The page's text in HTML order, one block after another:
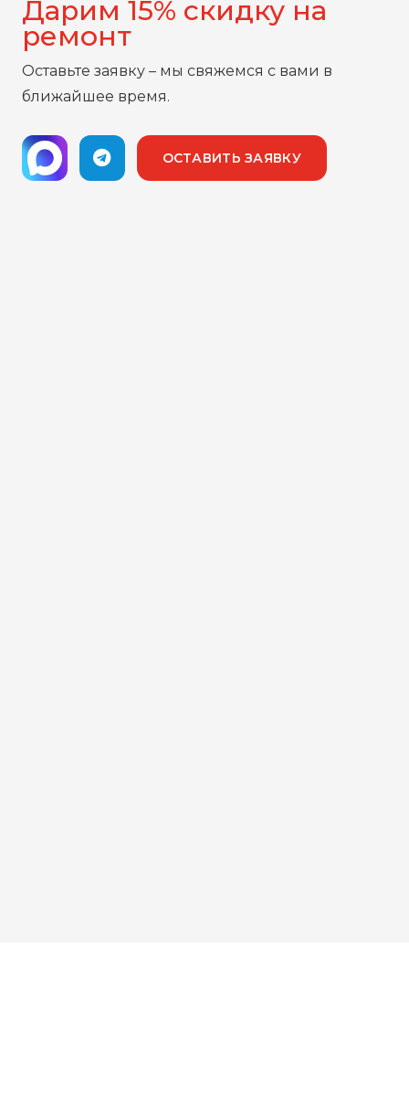
Дарим 15% скидку на
ремонт
Оставьте заявку – мы свяжемся с вами в
ближайшее время.
ОСТАВИТЬ ЗАЯВКУ